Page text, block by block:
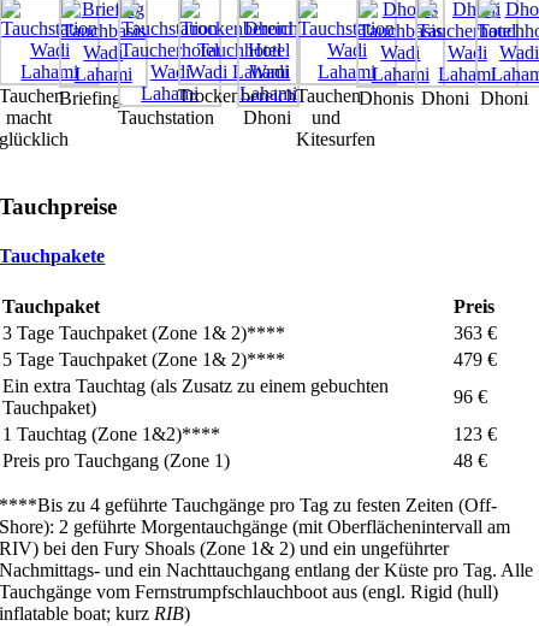
Tauchen
macht
glücklich
Briefing
Tauchstation
Trockenbereich
Dhoni
Tauchen
und
Kitesurfen
Dhonis Dhoni Dhoni
Tauchpreise
Tauchpakete
Tauchpaket
Preis
3 Tage Tauchpaket (Zone 1& 2)****
363 €
5 Tage Tauchpaket (Zone 1& 2)****
479 €
Ein extra Tauchtag (als Zusatz zu einem gebuchten
Tauchpaket)
96 €
1 Tauchtag (Zone 1&2)****
123 €
Preis pro Tauchgang (Zone 1)
48 €
****Bis zu 4 geführte Tauchgänge pro Tag zu festen Zeiten (Off-
Shore): 2 geführte Morgentauchgänge (mit Oberflächenintervall am
RIV) bei den Fury Shoals (Zone 1& 2) und ein ungeführter
Nachmittags- und ein Nachttauchgang entlang der Küste pro Tag. Alle
Tauchgänge vom Fernstrumpfschlauchboot aus (engl. Rigid (hull)
inflatable boat; kurz RIB)